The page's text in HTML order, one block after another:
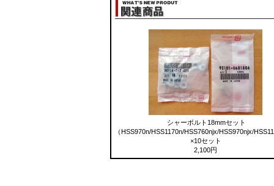
シャーボルト18mmセット
（HSS970n/HSS1170n/HSS760njx/HSS970njx/
×10セット
2,100円